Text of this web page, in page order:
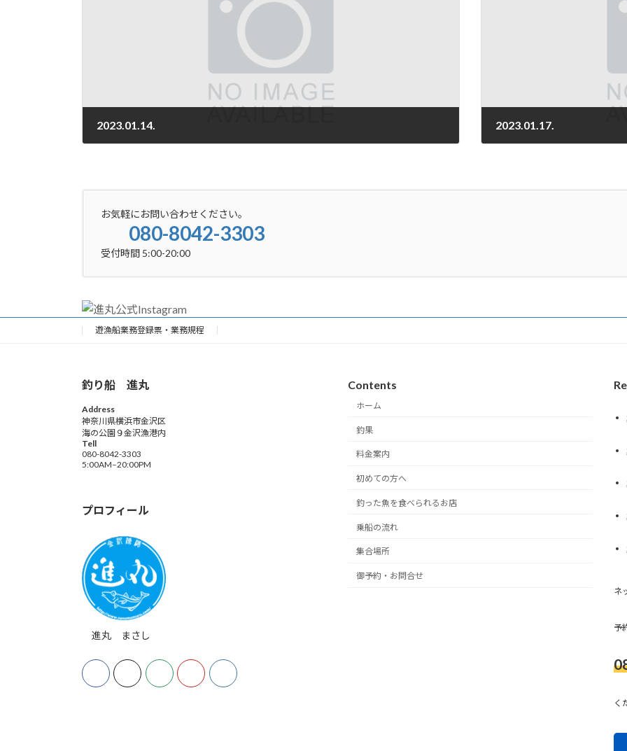
2023.01.14. 2023.01.17.
お気軽にお問い合わせください。
080-8042-3303
受付時間 5:00-20:00
遊漁船業務登録票・業務規程
釣り船 進丸
Address
神奈川県横浜市金沢区
海の公園９金沢漁港内
Tell
080-8042-3303
5:00AM–20:00PM
プロフィール
進丸 まさし
Contents
ホーム
釣果
料金案内
初めての方へ
釣った魚を食べられるお店
乗船の流れ
集合場所
御予約・お問合せ
ネ
予
く